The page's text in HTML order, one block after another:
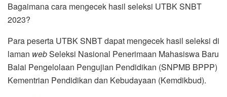
Bagaimana cara mengecek hasil seleksi UTBK SNBT
2023?
Para peserta UTBK SNBT dapat mengecek hasil seleksi di
laman webSeleksi Nasional Penerimaan Mahasiswa Baru
Balai Pengelolaan Pengujian Pendidikan (SNPMB BPPP)
Kementrian Pendidikan dan Kebudayaan (Kemdikbud).